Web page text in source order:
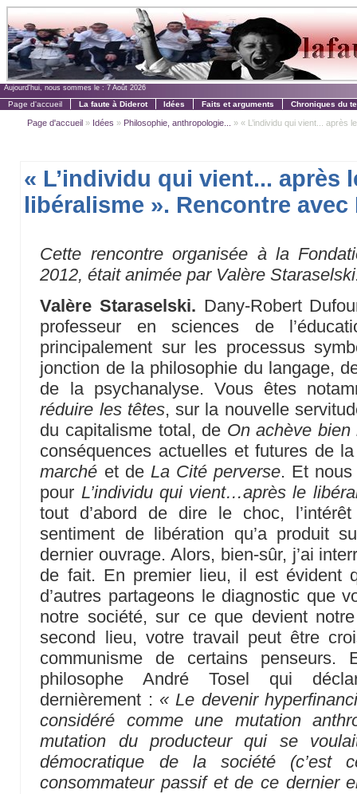
Aujourd'hui, nous sommes le : 7 Août 2026
Page d'accueil La faute à Diderot Idées Faits et arguments Chroniques du
Page d'accueil » Idées » Philosophie, anthropologie... » « L’individu qui vient... après
« L’individu qui vient... après
libéralisme ». Rencontre
Cette rencontre organisée à la
2012, était animée par Valère
Valère Staraselski. Dany-Robert
professeur en sciences de
principalement sur les processus
jonction de la philosophie du langage,
de la psychanalyse. Vous êtes
réduire les têtes, sur la nouvelle
du capitalisme total, de On achève bien
conséquences actuelles et futures de
marché et de La Cité perverse. Et nous
pour L’individu qui vient…après le
tout d’abord de dire le choc,
sentiment de libération qu’a produit
dernier ouvrage. Alors, bien-sûr, j’ai
de fait. En premier lieu, il est évident
d’autres partageons le diagnostic que
notre société, sur ce que devient
second lieu, votre travail peut être
communisme de certains penseurs.
philosophe André Tosel qui
dernièrement : « Le devenir
considéré comme une mutation
mutation du producteur qui se
démocratique de la société (c’est
consommateur passif et de ce dernier